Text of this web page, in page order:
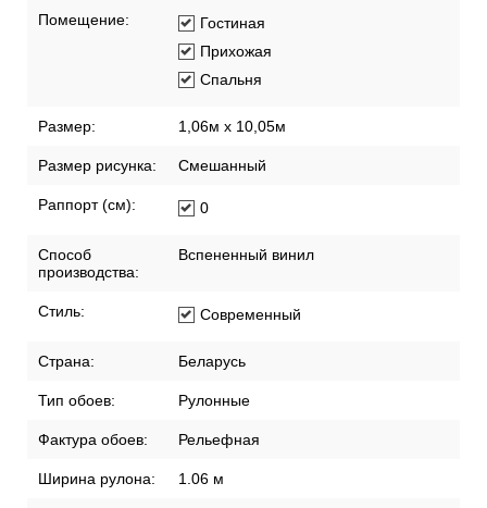
Помещение:
Гостиная
Прихожая
Спальня
Размер: 1,06м х 10,05м
Размер рисунка: Смешанный
Раппорт (см): 0
Способ
производства:
Вспененный винил
Стиль: Современный
Страна: Беларусь
Тип обоев: Рулонные
Фактура обоев: Рельефная
Ширина рулона: 1.06 м